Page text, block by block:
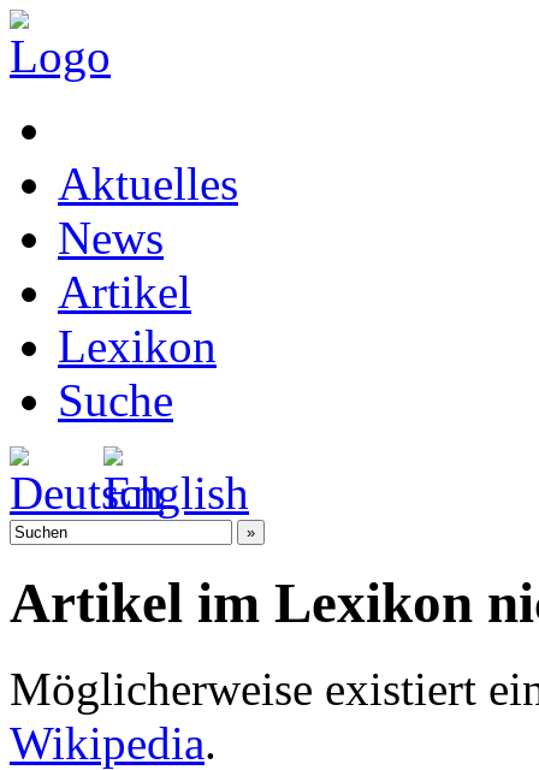
Aktuelles
News
Artikel
Lexikon
Suche
Artikel im Lexikon
Möglicherweise existiert
Wikipedia.